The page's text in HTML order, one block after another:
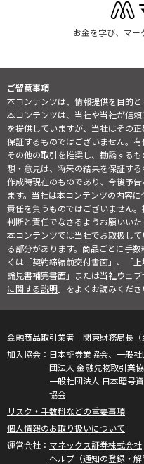
お金を学び、マー
ご留意事項
本コンテンツは、情報提供を目的と
本コンテンツは、当社や当社が信
を提供していますが、当社はその
保証するものではございません。有
その他の取引を推奨し、勧誘する
想・意見は、将来の結果を保証す
作成時現在のものであり、今後予
ます。当社は本コンテンツの内容
責任を負うものではございません
判断と責任でなさるようお願いいた
本コンテンツでは当社でお取扱し
る部分があります。商品ごとに手
くは「契約締結前交付書面」、「
論見書補完書面」または当社ウェ
に関する説明」をよくお読みくださ
金融商品取引業者 関東財務局長（
日本証券業協会、一般
団法人 金融先物取引業協
一般社団法人 日本暗号
協会
リスク・手数料などの重要事項
個人情報のお取り扱いについて
マネックス証券株式会社
ヘルプ（通知の登録・解